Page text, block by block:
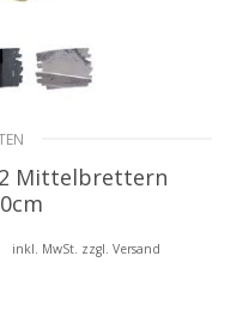
Mittelbrettern
Preisspanne:
inkl. MwSt. zzgl. Versand